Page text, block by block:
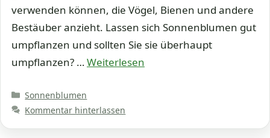
verwenden können, die Vögel, Bienen und andere
Bestäuber anzieht. Lassen sich Sonnenblumen gut
umpflanzen und sollten Sie sie überhaupt
umpflanzen? …Weiterlesen
Kategorien
Sonnenblumen
Kommentar hinterlassen